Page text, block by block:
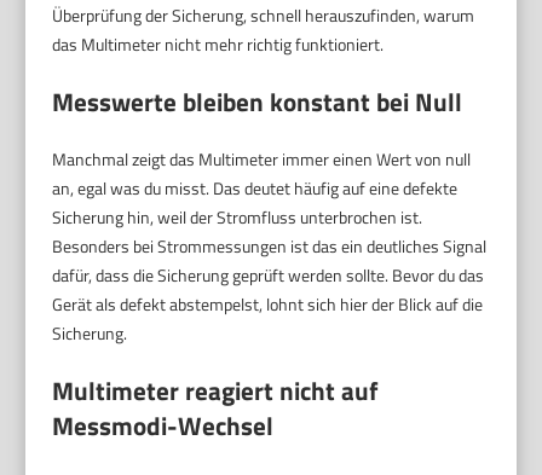
Überprüfung der Sicherung, schnell herauszufinden, warum
das Multimeter nicht mehr richtig funktioniert.
Messwerte bleiben konstant bei Null
Manchmal zeigt das Multimeter immer einen Wert von null
an, egal was du misst. Das deutet häufig auf eine defekte
Sicherung hin, weil der Stromfluss unterbrochen ist.
Besonders bei Strommessungen ist das ein deutliches Signal
dafür, dass die Sicherung geprüft werden sollte. Bevor du das
Gerät als defekt abstempelst, lohnt sich hier der Blick auf die
Sicherung.
Multimeter reagiert nicht auf
Messmodi-Wechsel